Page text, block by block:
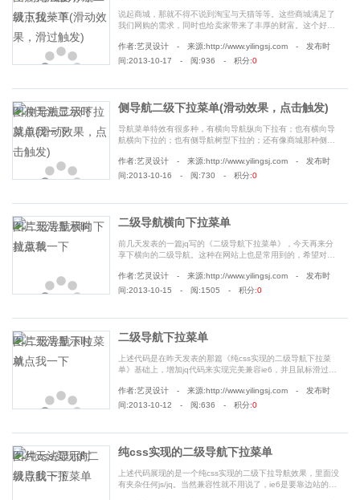
说起商城，那就不得不说到淘宝与天猫等等。这些商城满足了
我们网购的需求，同时也给卖家带来了丰厚的财富。这个好像
于天猫商城侧导航是什么样子，读者可上天猫上逛一逛就知道
了。源......
作者:艺灵设计 - 来源:http://www.yilingsj.com - 发布时
间:2013-10-17 - 阅:936 - 积分:0
侧导航二级下拉菜单(滑动效果，点击触发)
导航菜单特效有很多种，有横向导航纵向下拉有；也有横向导
航横向下拉的；也有侧导航树型下拉的；还有像商城那种侧导
天就来分享第三种，也就是侧导航树型......
作者:艺灵设计 - 来源:http://www.yilingsj.com - 发布时
间:2013-10-16 - 阅:730 - 积分:0
二级导航横向下拉菜单
前几天发表的一篇jq写的《二级导航下拉菜单》，今天再来分
享下横向的二级导航。这种在网站上也是常用到的，希望对读
......
作者:艺灵设计 - 来源:http://www.yilingsj.com - 发布时
间:2013-10-15 - 阅:1505 - 积分:0
二级导航下拉菜单
上述代码是在昨天发表的那篇《纯css实现的二级导航下拉菜
单》基础上，增加jq代码来实现完美兼容ie6，并且鼠标滑过时
此段jq中解决了多次瞬间滑过时会出现多个触发点同时执行动
画的bug，但......
作者:艺灵设计 - 来源:http://www.yilingsj.com - 发布时
间:2013-10-12 - 阅:636 - 积分:0
纯css实现的二级导航下拉菜单
上述代码展现的是一个纯css实现的二级下拉导航效果，里面没
有夹杂任何js/jq。当然兼容性就不用说了，ie6是要靠边站的。